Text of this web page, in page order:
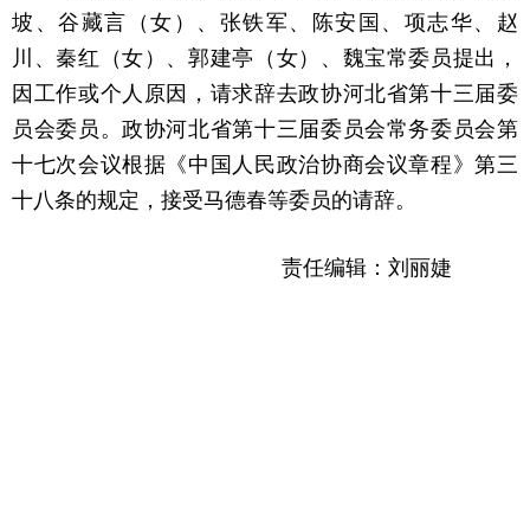
坡、谷藏言（女）、张铁军、陈安国、项志华、赵
川、秦红（女）、郭建亭（女）、魏宝常委员提出，
因工作或个人原因，请求辞去政协河北省第十三届委
员会委员。政协河北省第十三届委员会常务委员会第
十七次会议根据《中国人民政治协商会议章程》第三
十八条的规定，接受马德春等委员的请辞。
责任编辑：刘丽婕